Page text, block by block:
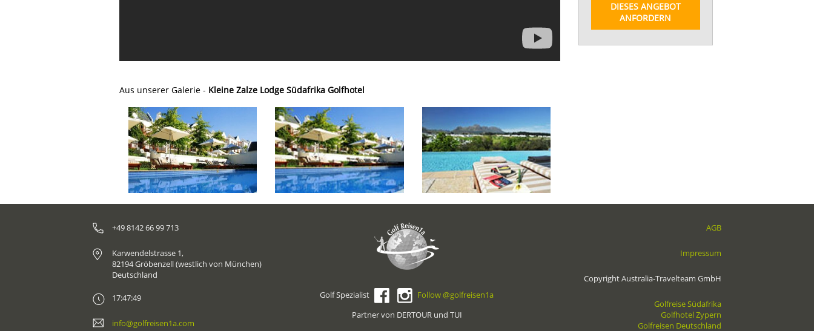
Aus unserer Galerie - Kleine Zalze Lodge Südafrika Golfhotel
DIESES ANGEBOT
ANFORDERN
+49 8142 66 99 713
Karwendelstrasse 1,
82194 Gröbenzell (westlich von München)
Deutschland
17:47:49
info@golfreisen1a.com
Golf Spezialist
Follow @golfreisen1a
Partner von DERTOUR und TUI
AGB
Impressum
Copyright Australia-Travelteam GmbH
Golfreise Südafrika
Golfhotel Zypern
Golfreisen Deutschland